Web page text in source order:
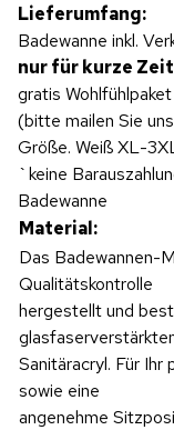
Lieferumfang:
Badewanne inkl.
nur für kurze
gratis
(bitte mailen Sie
Größe. Weiß XL-
`keine
Badewanne
Material:
Das Badewannen-
Qualitätskontrolle
hergestellt und
Sanitäracryl. Für Ihr
sowie eine
angenehme